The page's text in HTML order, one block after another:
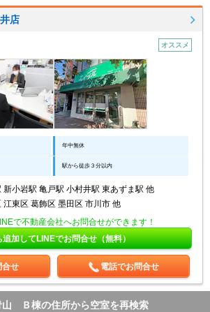
店
オススメ
年中無休
駅から徒歩３分以内
新小岩駅 亀戸駅 小村井駅 東あずま駅 他
江東区 葛飾区 墨田区 市川市 他
で不動産会社へお問合せができます！
追加してLINEでお問合せ（無料）
合せ 電話でお問合せ
山 Ｂ棟の住所から空室を再検索